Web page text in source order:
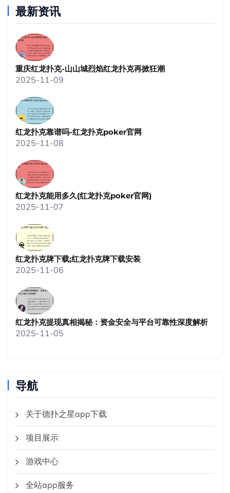
最新资讯
重庆红龙扑克-山山城烈焰红龙扑克再掀狂潮
2025-11-09
红龙扑克靠谱吗-红龙扑克poker官网
2025-11-08
红龙扑克能用多久(红龙扑克poker官网)
2025-11-07
红龙扑克牌下载;红龙扑克牌下载安装
2025-11-06
红龙扑克提现真相揭秘：资金安全与平台可靠性深度解析
2025-11-05
导航
关于德扑之星app下载
项目展示
游戏中心
全站app服务